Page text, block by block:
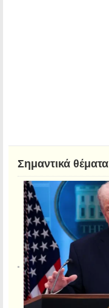
Σημαντικά θέματα